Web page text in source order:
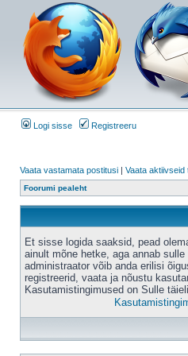
Logi sisse Registreeru
Vaata vastamata postitusi | Vaata aktiivseid
Foorumi pealeht
Et sisse logida saaksid, pead
ainult mõne hetke, aga annab
administraator võib anda erilisi
registreerid, vaata ja nõustu
Kasutamistingimused on Sulle